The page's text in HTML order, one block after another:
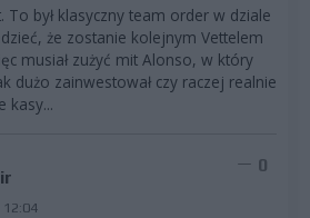
To był klasyczny team order w dziale
że zostanie kolejnym Vettelem
musiał zużyć mit Alonso, w który
dużo zainwestował czy raczej realnie
kasy...
12:04
0